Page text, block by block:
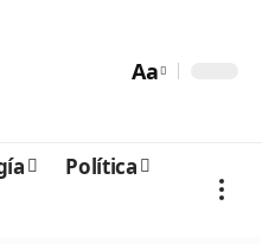
Aa
Política